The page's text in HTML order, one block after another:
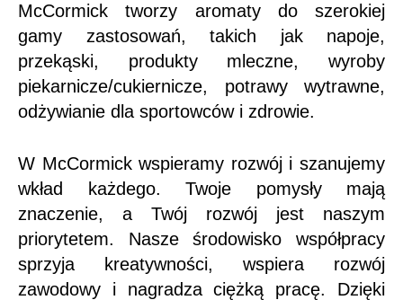
McCormick tworzy aromaty do szerokiej
gamy zastosowań, takich jak napoje,
przekąski, produkty mleczne, wyroby
piekarnicze/cukiernicze, potrawy wytrawne,
odżywianie dla sportowców i zdrowie.
W McCormick wspieramy rozwój i szanujemy
wkład każdego. Twoje pomysły mają
znaczenie, a Twój rozwój jest naszym
priorytetem. Nasze środowisko współpracy
sprzyja kreatywności, wspiera rozwój
zawodowy i nagradza ciężką pracę. Dzięki